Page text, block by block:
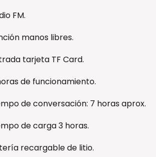
FM.
manos libres.
tarjeta TF Card.
de funcionamiento.
de conversación: 7 horas aprox.
de carga 3 horas.
recargable de litio.